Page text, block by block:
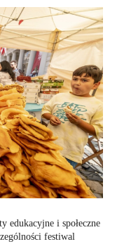
edukacyjne i społeczne
festiwal